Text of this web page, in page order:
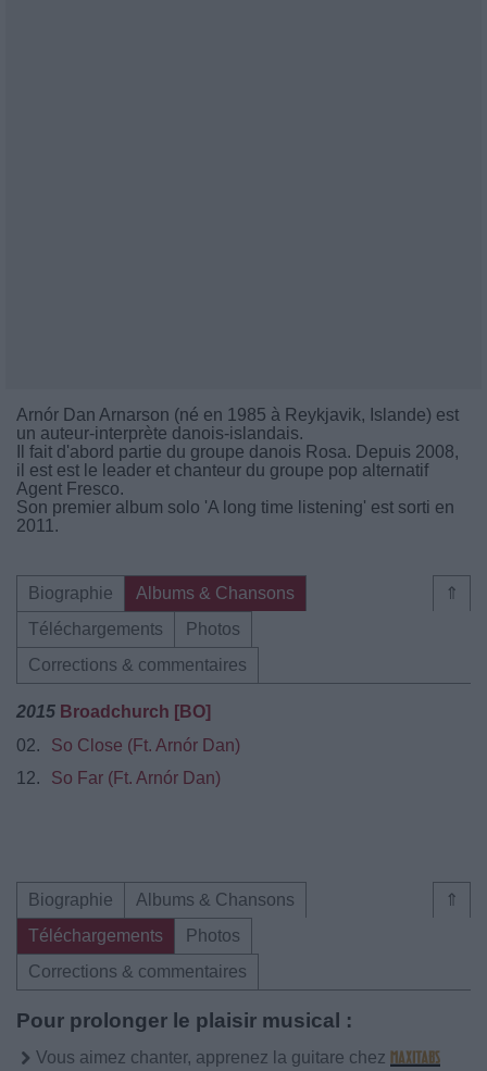
Arnór Dan Arnarson (né en 1985 à Reykjavik, Islande) est
un auteur-interprète danois-islandais.
Il fait d'abord partie du groupe danois Rosa. Depuis 2008,
il est est le leader et chanteur du groupe pop alternatif
Agent Fresco.
Son premier album solo 'A long time listening' est sorti en
2011.
⇑
Biographie
Albums & Chansons
Téléchargements
Photos
Corrections & commentaires
2015 Broadchurch [BO]
02.
So Close (Ft. Arnór Dan)
12.
So Far (Ft. Arnór Dan)
⇑
Biographie
Albums & Chansons
Téléchargements
Photos
Corrections & commentaires
Pour prolonger le plaisir musical :
Vous aimez chanter, apprenez la guitare chez